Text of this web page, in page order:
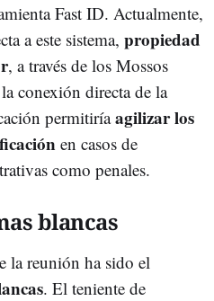
Fast ID. Actualmente,
a este sistema, propiedad
, a través de los Mossos
conexión directa de la
permitiríaagilizar los
en casos de
como penales.
blancas
la reunión ha sido el
. El teniente de